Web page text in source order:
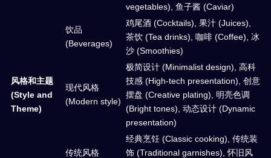
vegetables), 鱼子酱 (Caviar)
饮品
(Beverages)
鸡尾酒 (Cocktails), 果汁 (Juices),
茶饮 (Tea drinks), 咖啡 (Coffee), 冰
沙 (Smoothies)
风格和主题
(Style and
Theme)
现代风格
(Modern style)
极简设计 (Minimalist design), 高科
技感 (High-tech presentation), 创意
摆盘 (Creative plating), 明亮色调
(Bright tones), 动态设计 (Dynamic
presentation)
传统风格
经典烹饪 (Classic cooking), 传统装
饰 (Traditional garnishes), 怀旧风